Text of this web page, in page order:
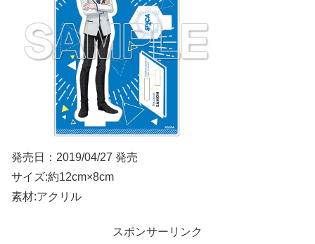
発売日：2019/04/27 発売
サイズ:約12cm×8cm
素材:アクリル
スポンサーリンク